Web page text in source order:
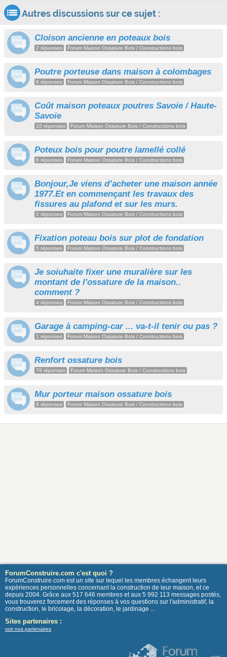
Autres discussions sur ce sujet :
Cloison ancienne en poteaux bois
2 réponses Forum Maison Ossature Bois / Constructions bois
Poutre porteuse dans maison à colombages
8 réponses Forum Maison Ossature Bois / Constructions bois
Coût maison poteaux poutres Savoie / Haute-
Savoie
10 réponses Forum Maison Ossature Bois / Constructions bois
Poteux bois pour poutre lamellé collé
6 réponses Forum Maison Ossature Bois / Constructions bois
Bonjour,Je viens d’acheter une maison année
1977.Et en commençant les travaux des
fissures au plafond et sur les murs.
0 réponses Forum Maison Ossature Bois / Constructions bois
Fixation poteau bois sur plot de fondation
5 réponses Forum Maison Ossature Bois / Constructions bois
Je soiuhaite fixer une muralière sur les
montant de l'ossature de la maison..
comment ?
4 réponses Forum Maison Ossature Bois / Constructions bois
Garage à camping-car ... va-t-il tenir ou pas ?
1 réponses Forum Maison Ossature Bois / Constructions bois
Renfort ossature bois
79 réponses Forum Maison Ossature Bois / Constructions bois
Mur porteur maison ossature bois
8 réponses Forum Maison Ossature Bois / Constructions bois
ForumConstruire.com c'est quoi ?
ForumConstruire.com est un site sur lequel les membres échangent leurs
expériences personnelles concernant la construction de leur maison, et ce
depuis 2004. Grâce aux 517 646 membres et aux 5 992 113 messages postés,
vous trouverez forcement des réponses à vos questions sur l'administratif, la
construction, le bricolage, la décoration, le jardinage ...
Sites partenaires :
voir nos partenaires